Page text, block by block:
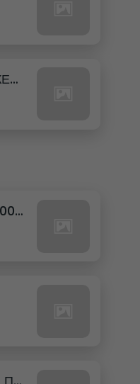
110. ШВЕПС РОЗОВ ТОНИК КЕН - 330МЛ.
202. КОКА КОЛА 00 ПВЦ - 500МЛ.